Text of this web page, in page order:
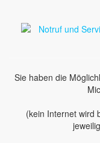
Sie haben die
(kein Internet wird